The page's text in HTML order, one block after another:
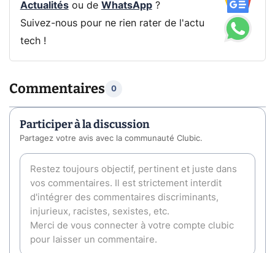
Actualitésou de WhatsApp?
Suivez-nous pour ne rien rater de l'actu
tech !
Commentaires 0
Participer à la discussion
Partagez votre avis avec la communauté Clubic.